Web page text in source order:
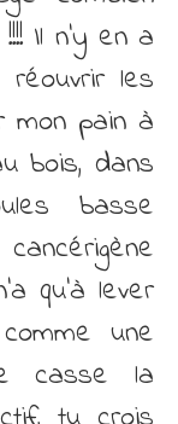
Il n’y en a
réouvrir les
mon pain à
bois, dans
basse
qu’à lever
une
casse la